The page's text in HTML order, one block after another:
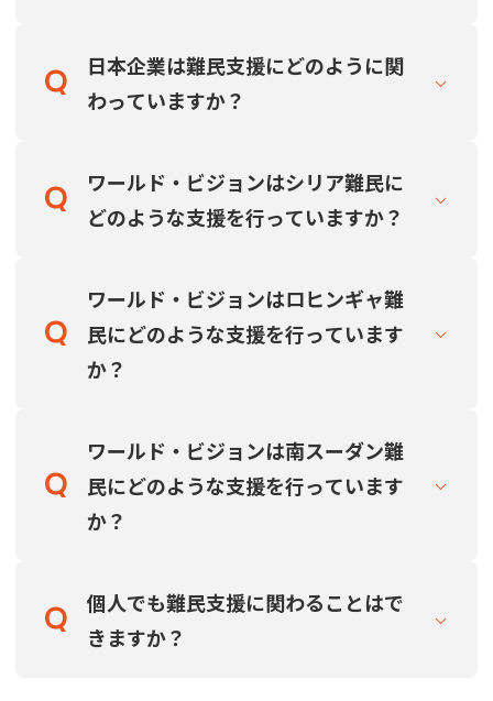
日本企業は難民支援にどのように関
わっていますか？
ワールド・ビジョンはシリア難民に
どのような支援を行っていますか？
ワールド・ビジョンはロヒンギャ難
民にどのような支援を行っています
か？
ワールド・ビジョンは南スーダン難
民にどのような支援を行っています
か？
個人でも難民支援に関わることはで
きますか？